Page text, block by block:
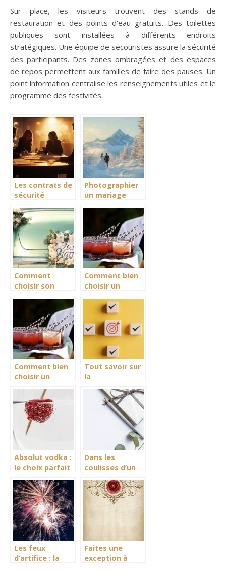
Sur place, les visiteurs trouvent des stands de
restauration et des points d'eau gratuits. Des toilettes
publiques sont installées à différents endroits
stratégiques. Une équipe de secouristes assure la sécurité
des participants. Des zones ombragées et des espaces
de repos permettent aux familles de faire des pauses. Un
point information centralise les renseignements utiles et le
programme des festivités.
Les contrats de
sécurité
pour votre
événement :
guide complet
Photographier
un mariage
enneigés
Comment
choisir son
mariage à Lille
immortaliser
vos souvenirs
Comment bien
choisir un
événementiel à
La Rochelle
pour une
réception
réussie
Comment bien
choisir un
événementiel à
La Rochelle
pour une
réception
réussie
Tout savoir sur
la
Absolut vodka :
le choix parfait
soirées
Dans les
coulisses d’un
Les feux
d’artifice : la
Faites une
exception à